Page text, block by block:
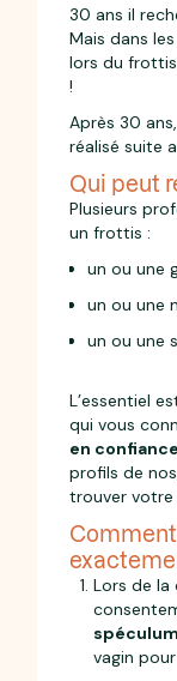
30 ans il
Mais dans
lors du
!
Après 30
réalisé suite
Qui peut
Plusieurs
un frottis :
un ou une
un ou une
un ou une
L’essentiel
qui vous
en
profils de nos
trouver votre
Comment
Lors de
spéculum
vagin